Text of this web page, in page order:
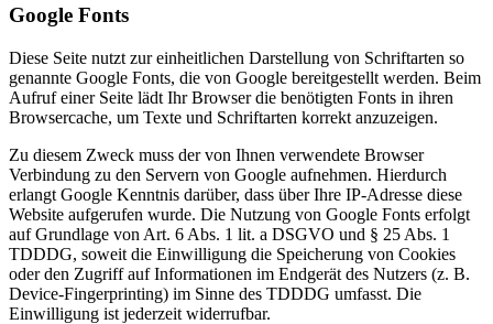
Google Fonts
Diese Seite nutzt zur einheitlichen Darstellung von Schriftarten so
genannte Google Fonts, die von Google bereitgestellt werden. Beim
Aufruf einer Seite lädt Ihr Browser die benötigten Fonts in ihren
Browsercache, um Texte und Schriftarten korrekt anzuzeigen.
Zu diesem Zweck muss der von Ihnen verwendete Browser
Verbindung zu den Servern von Google aufnehmen. Hierdurch
erlangt Google Kenntnis darüber, dass über Ihre IP-Adresse diese
Website aufgerufen wurde. Die Nutzung von Google Fonts erfolgt
auf Grundlage von Art. 6 Abs. 1 lit. a DSGVO und § 25 Abs. 1
TDDDG, soweit die Einwilligung die Speicherung von Cookies
oder den Zugriff auf Informationen im Endgerät des Nutzers (z. B.
Device-Fingerprinting) im Sinne des TDDDG umfasst. Die
Einwilligung ist jederzeit widerrufbar.